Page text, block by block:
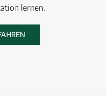
lernen.